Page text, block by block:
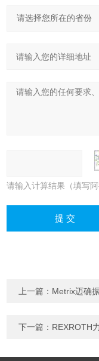
请输入计算结果（填写
上一篇： Metrix迈确
下一篇： REXROTH